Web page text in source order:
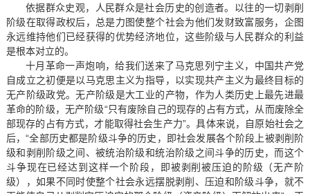
依据群众史观，人民群众是社会历史的创造者。以往的一切剥削
阶级在取得政权后，总是力图使整个社会为他们发财致富服务，企图
永远维持他们已经获得的优势经济地位，这些阶级与人民群众的利益
是根本对立的。
十月革命一声炮响，给我们送来了马克思列宁主义，中国共产党
自成立之初便是以马克思主义为指导，以实现共产主义为最终目标的
无产阶级政党。无产阶级是大工业的产物，作为人类历史上最先进最
革命的阶级，无产阶级“只有废除自己的现存的占有方式，从而废除全
部现存的占有方式，才能取得社会生产力”。具体来说，自原始社会之
后，“全部历史都是阶级斗争的历史，即社会发展各个阶段上被剥削阶
级和剥削阶级之间、被统治阶级和统治阶级之间斗争的历史，而这个
斗争现在已经达到这样一个阶段，即被剥削被压迫的阶级（无产阶
级），如果不同时使整个社会永远摆脱剥削、压迫和阶级斗争，就不